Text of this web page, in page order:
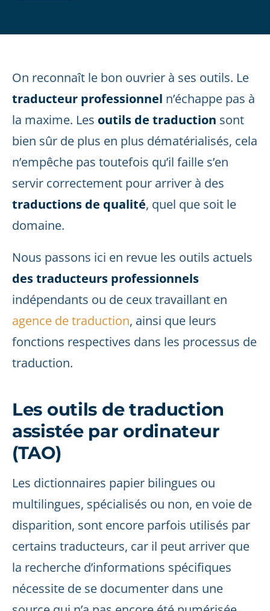
On reconnaît le bon ouvrier à ses outils. Le
traducteur professionnel n’échappe pas à
la maxime. Les outils de traduction sont
bien sûr de plus en plus dématérialisés, cela
n’empêche pas toutefois qu’il faille s’en
servir correctement pour arriver à des
traductions de qualité, quel que soit le
domaine.
Nous passons ici en revue les outils actuels
des traducteurs professionnels
indépendants ou de ceux travaillant en
agence de traduction, ainsi que leurs
fonctions respectives dans les processus de
traduction.
Les outils de traduction
assistée par ordinateur
(TAO)
Les dictionnaires papier bilingues ou
multilingues, spécialisés ou non, en voie de
disparition, sont encore parfois utilisés par
certains traducteurs, car il peut arriver que
la recherche d’informations spécifiques
nécessite de se documenter dans une